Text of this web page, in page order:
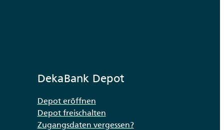
DekaBank Depot
Depot eröffnen
Depot freischalten
Zugangsdaten vergessen?